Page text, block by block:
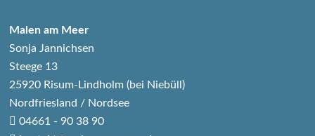
Malen am Meer
Sonja Jannichsen
Steege 13
25920 Risum-Lindholm (bei Niebüll)
Nordfriesland / Nordsee
04661 - 90 38 90